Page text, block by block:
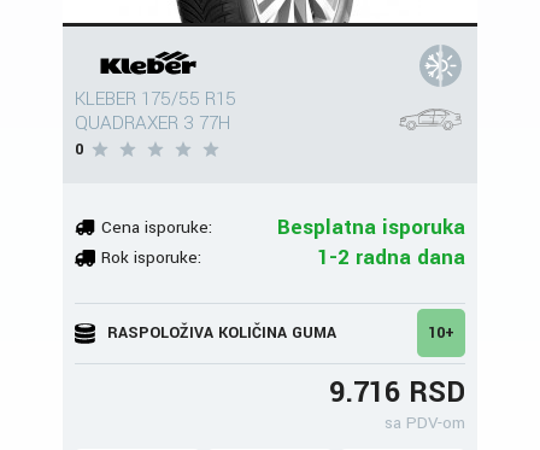
KLEBER 175/55 R15
QUADRAXER 3 77H
0
Cena isporuke: Besplatna isporuka
Rok isporuke: 1-2 radna dana
RASPOLOŽIVA KOLIČINA GUMA 10+
9.716 RSD
sa PDV-om